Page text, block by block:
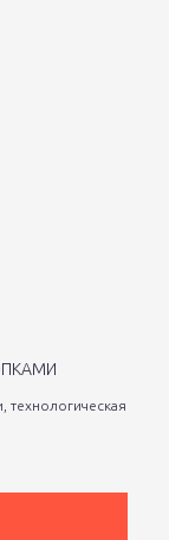
технологическая